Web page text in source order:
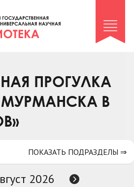
сельдерей»
архив»
ПРОГУЛКА
МУРМАНСКА В
ПОКАЗАТЬ ПОДРАЗДЕЛЫ ⇒
2026